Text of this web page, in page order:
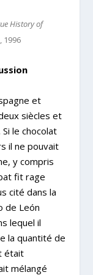
History of
1996
et
siècles et
le chocolat
il ne pouvait
y compris
fit rage
cité dans la
de León
lequel il
la quantité de
était
mélangé